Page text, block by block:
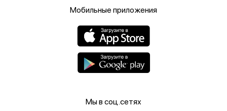
Мобильные приложения
Мы в соц.сетях